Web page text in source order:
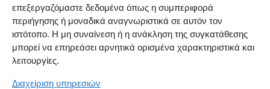
επεξεργαζόμαστε δεδομένα όπως η συμπεριφορά
περιήγησης ή μοναδικά αναγνωριστικά σε αυτόν τον
ιστότοπο. Η μη συναίνεση ή η ανάκληση της συγκατάθεσης
μπορεί να επηρεάσει αρνητικά ορισμένα χαρακτηριστικά και
λειτουργίες.
Διαχείριση υπηρεσιών
ΑΚΟΛΟΥΘΗΣΤΕ ΜΑΣ